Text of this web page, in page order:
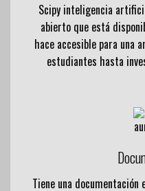
Scipy inteligencia
abierto que está
hace accesible para una
estudiantes hasta
Tiene una documentación